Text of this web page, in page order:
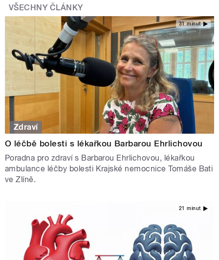
VŠECHNY ČLÁNKY
31 minut
Zdraví
O léčbě bolesti s lékařkou Barbarou Ehrlichovou
Poradna pro zdraví s Barbarou Ehrlichovou, lékařkou
ambulance léčby bolesti Krajské nemocnice Tomáše Bati
ve Zlíně.
21 minut